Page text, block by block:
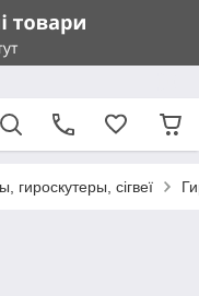
гироскутеры, сігвеї